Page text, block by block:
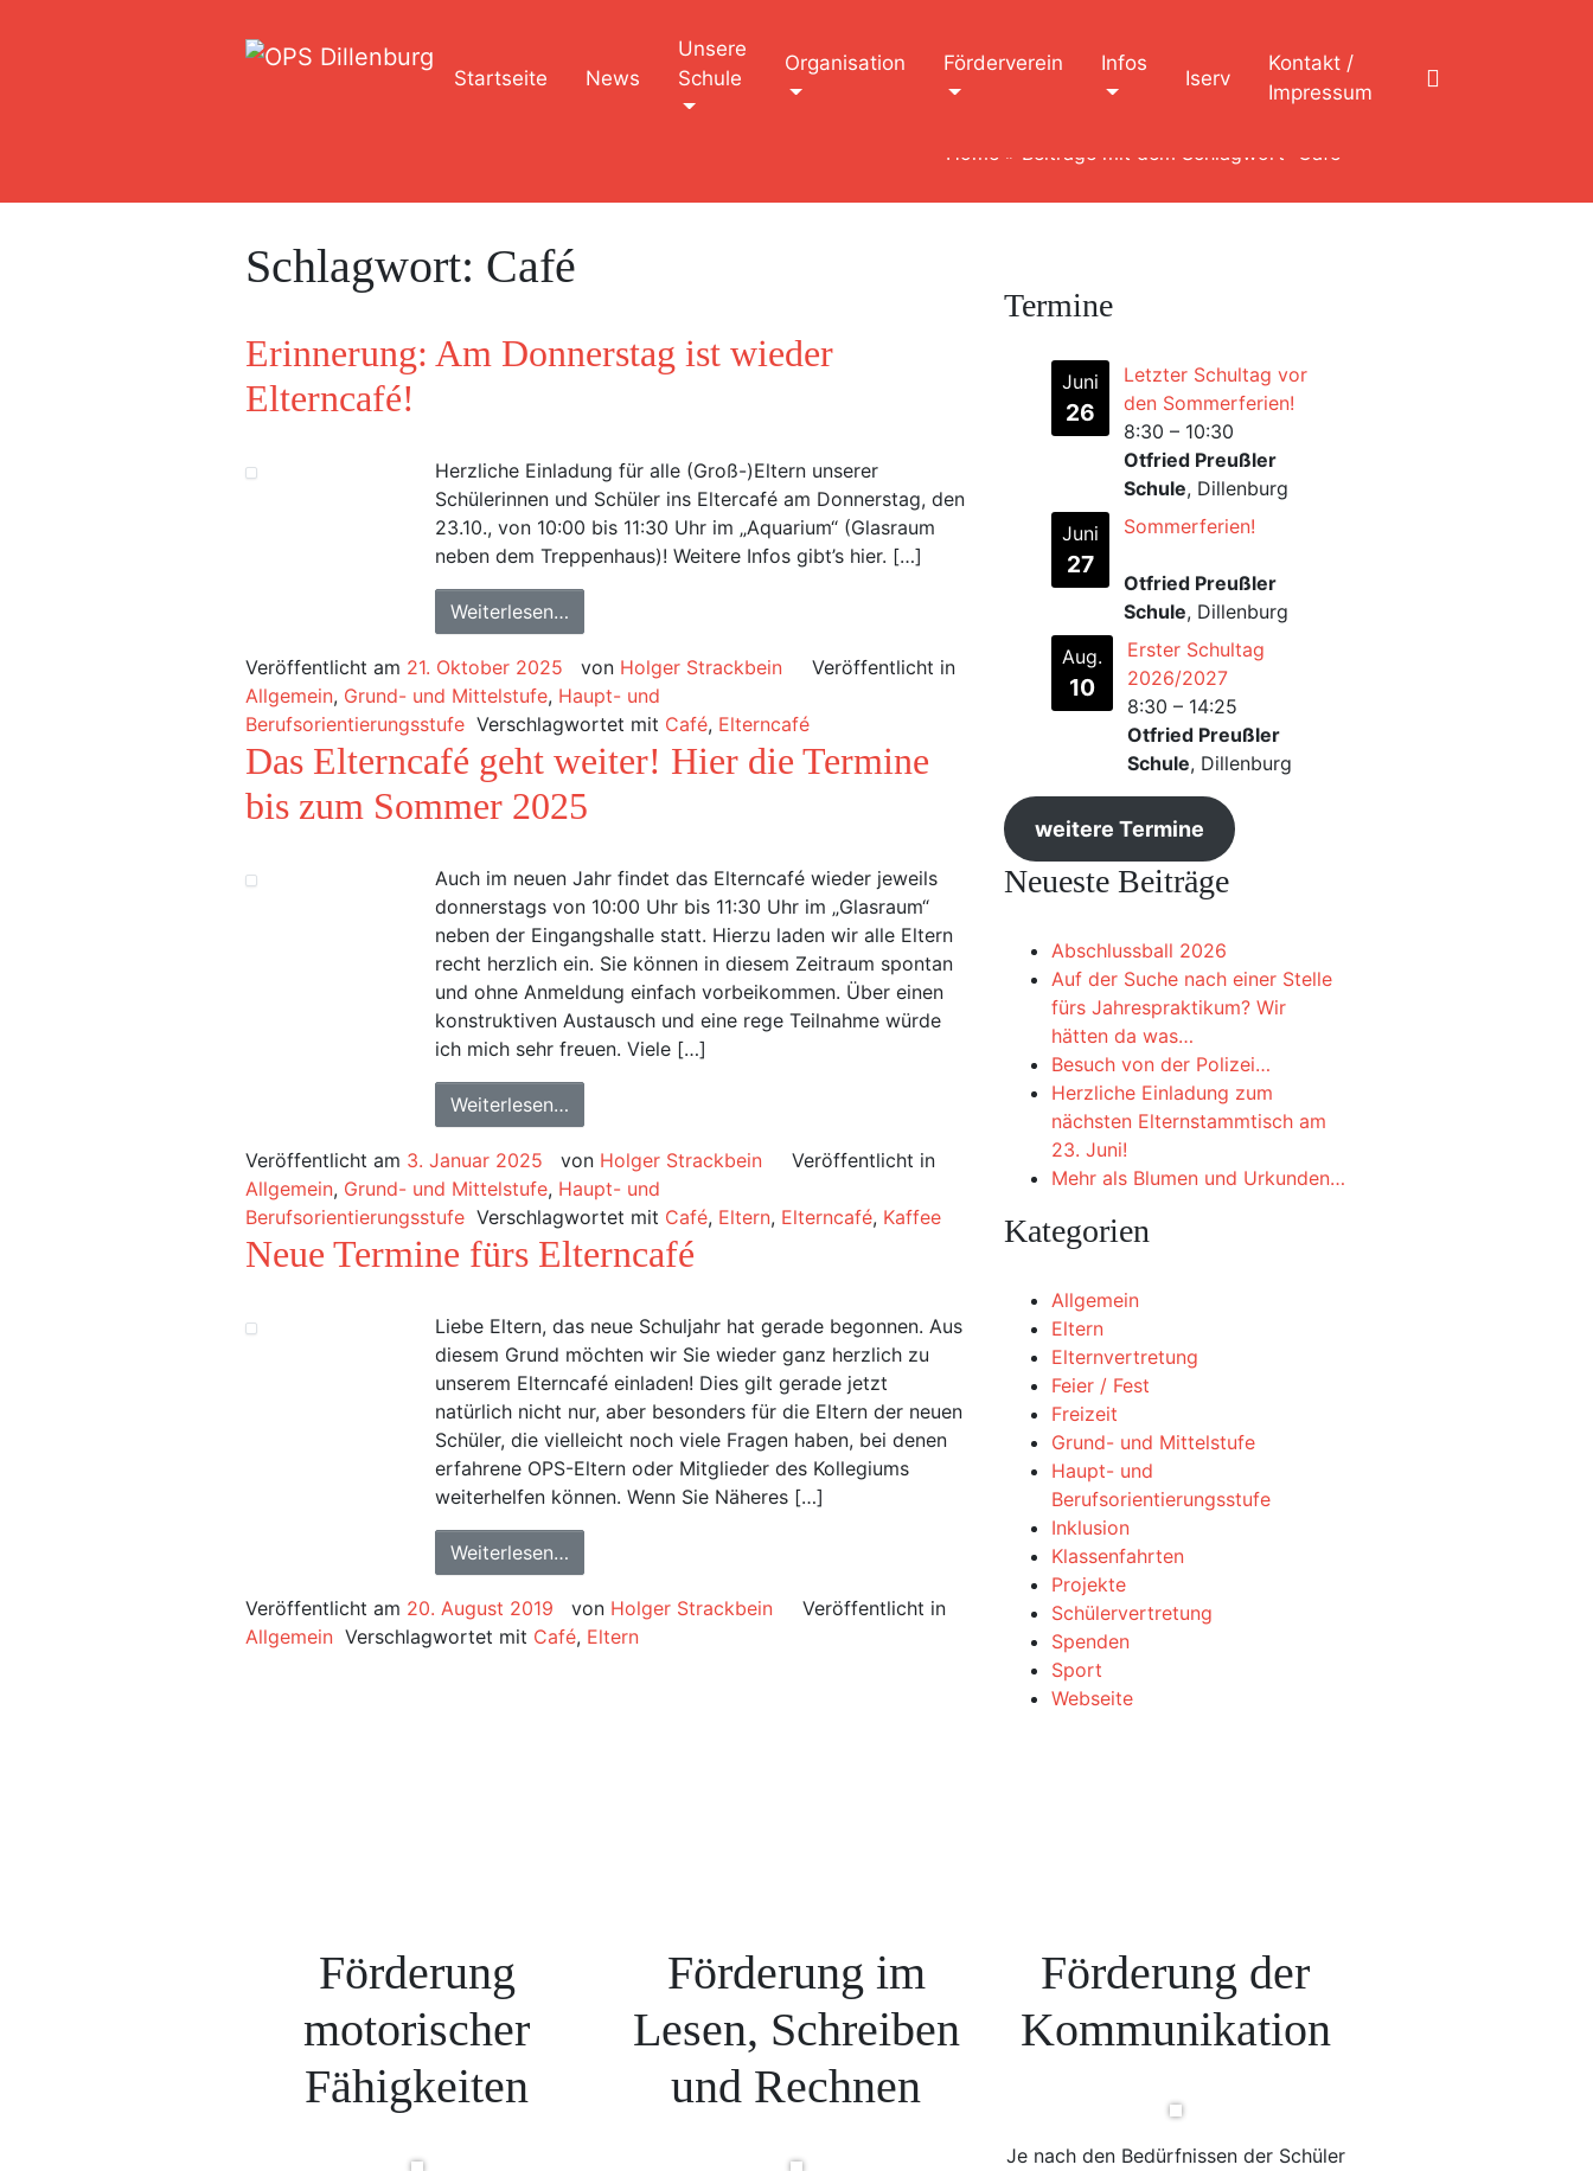
Startseite News
Unsere
Schule
Organisation Förderverein Infos
Iserv
Kontakt /
Impressum
Home » Beiträge mit dem Schlagwort "Café"
Schlagwort: Café
Erinnerung: Am Donnerstag ist wieder
Elterncafé!
Herzliche Einladung für alle (Groß-)Eltern unserer
Schülerinnen und Schüler ins Eltercafé am Donnerstag, den
23.10., von 10:00 bis 11:30 Uhr im „Aquarium“ (Glasraum
neben dem Treppenhaus)! Weitere Infos gibt’s hier. […]
Weiterlesen…
Veröffentlicht am 21. Oktober 2025 von Holger Strackbein
Veröffentlicht in
Allgemein, Grund- und Mittelstufe, Haupt- und
Berufsorientierungsstufe Verschlagwortet mit Café, Elterncafé
Das Elterncafé geht weiter! Hier die Termine
bis zum Sommer 2025
Auch im neuen Jahr findet das Elterncafé wieder jeweils
donnerstags von 10:00 Uhr bis 11:30 Uhr im „Glasraum“
neben der Eingangshalle statt. Hierzu laden wir alle Eltern
recht herzlich ein. Sie können in diesem Zeitraum spontan
und ohne Anmeldung einfach vorbeikommen. Über einen
konstruktiven Austausch und eine rege Teilnahme würde
ich mich sehr freuen. Viele […]
Weiterlesen…
Veröffentlicht am 3. Januar 2025 von Holger Strackbein
Veröffentlicht in
Allgemein, Grund- und Mittelstufe, Haupt- und
Berufsorientierungsstufe Verschlagwortet mit Café, Eltern, Elterncafé, Kaffee
Neue Termine fürs Elterncafé
Liebe Eltern, das neue Schuljahr hat gerade begonnen. Aus
diesem Grund möchten wir Sie wieder ganz herzlich zu
unserem Elterncafé einladen! Dies gilt gerade jetzt
natürlich nicht nur, aber besonders für die Eltern der neuen
Schüler, die vielleicht noch viele Fragen haben, bei denen
erfahrene OPS-Eltern oder Mitglieder des Kollegiums
weiterhelfen können. Wenn Sie Näheres […]
Weiterlesen…
Veröffentlicht am 20. August 2019 von Holger Strackbein
Veröffentlicht in
Allgemein Verschlagwortet mit Café, Eltern
Termine
Juni
26
Letzter Schultag vor
den Sommerferien!
8:30 – 10:30
Otfried Preußler
Schule, Dillenburg
Juni
27
Sommerferien!
Otfried Preußler
Schule, Dillenburg
Aug.
10
Erster Schultag
2026/2027
8:30 – 14:25
Otfried Preußler
Schule, Dillenburg
weitere Termine
Neueste Beiträge
Abschlussball 2026
Auf der Suche nach einer Stelle
fürs Jahrespraktikum? Wir
hätten da was…
Besuch von der Polizei…
Herzliche Einladung zum
nächsten Elternstammtisch am
23. Juni!
Mehr als Blumen und Urkunden…
Kategorien
Allgemein
Eltern
Elternvertretung
Feier / Fest
Freizeit
Grund- und Mittelstufe
Haupt- und
Berufsorientierungsstufe
Inklusion
Klassenfahrten
Projekte
Schülervertretung
Spenden
Sport
Webseite
Förderung
motorischer
Fähigkeiten
Förderung im
Lesen, Schreiben
und Rechnen
Förderung der
Kommunikation
Je nach den Bedürfnissen der Schüler